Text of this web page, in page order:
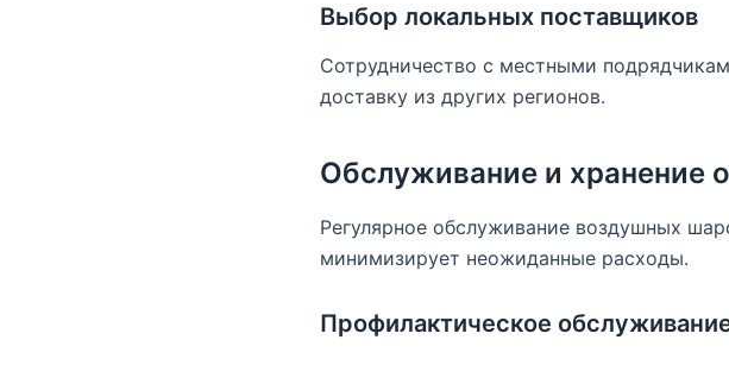
Выбор локальных поставщиков
Сотрудничество с местными
доставку из других регионов.
Обслуживание и хранение
Регулярное обслуживание воздушных
минимизирует неожиданные расходы.
Профилактическое